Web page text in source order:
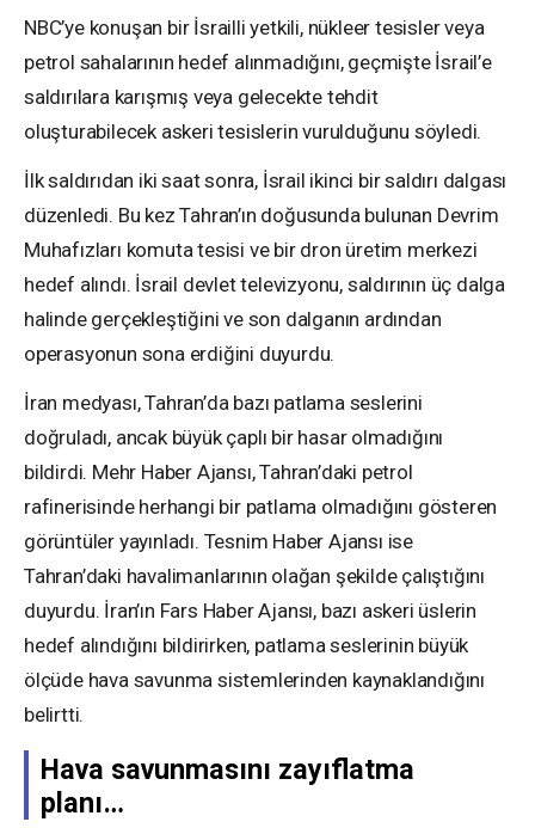
NBC’ye konuşan bir İsrailli yetkili, nükleer tesisler veya
petrol sahalarının hedef alınmadığını, geçmişte İsrail’e
saldırılara karışmış veya gelecekte tehdit
oluşturabilecek askeri tesislerin vurulduğunu söyledi.
İlk saldırıdan iki saat sonra, İsrail ikinci bir saldırı dalgası
düzenledi. Bu kez Tahran’ın doğusunda bulunan Devrim
Muhafızları komuta tesisi ve bir dron üretim merkezi
hedef alındı. İsrail devlet televizyonu, saldırının üç dalga
halinde gerçekleştiğini ve son dalganın ardından
operasyonun sona erdiğini duyurdu.
İran medyası, Tahran’da bazı patlama seslerini
doğruladı, ancak büyük çaplı bir hasar olmadığını
bildirdi. Mehr Haber Ajansı, Tahran’daki petrol
rafinerisinde herhangi bir patlama olmadığını gösteren
görüntüler yayınladı. Tesnim Haber Ajansı ise
Tahran’daki havalimanlarının olağan şekilde çalıştığını
duyurdu. İran’ın Fars Haber Ajansı, bazı askeri üslerin
hedef alındığını bildirirken, patlama seslerinin büyük
ölçüde hava savunma sistemlerinden kaynaklandığını
belirtti.
Hava savunmasını zayıflatma
planı…